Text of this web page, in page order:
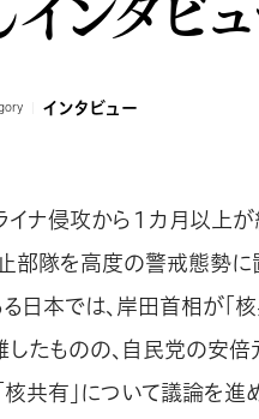
インタビュー
ナ侵攻から１カ月以上が
部隊を高度の警戒態勢に
日本では、岸田首相が「
たものの、自民党の安倍
共有」について議論を進